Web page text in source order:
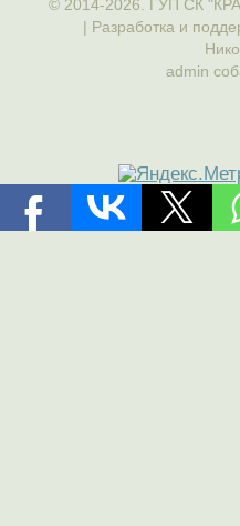
© 2014-2026. ГУП СК
| Разработка и
admin